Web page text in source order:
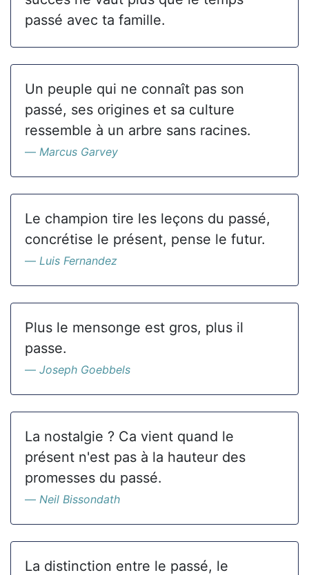
passé avec ta famille.
Un peuple qui ne connaît pas son
passé, ses origines et sa culture
ressemble à un arbre sans racines.
Marcus Garvey
Le champion tire les leçons du passé,
concrétise le présent, pense le futur.
Luis Fernandez
Plus le mensonge est gros, plus il
passe.
Joseph Goebbels
La nostalgie ? Ca vient quand le
présent n'est pas à la hauteur des
promesses du passé.
Neil Bissondath
La distinction entre le passé, le